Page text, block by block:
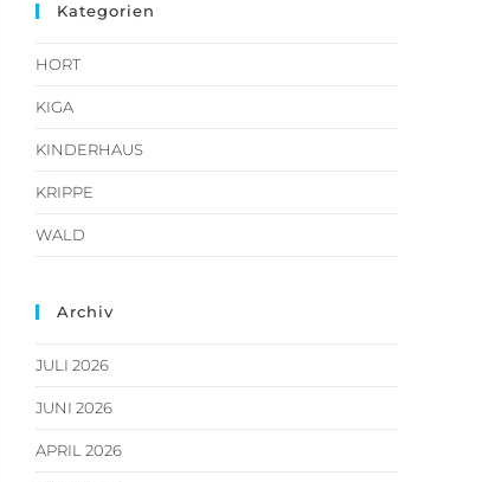
Kategorien
HORT
KIGA
KINDERHAUS
KRIPPE
WALD
Archiv
JULI 2026
JUNI 2026
APRIL 2026